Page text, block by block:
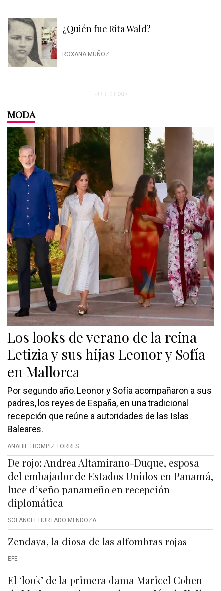
¿Quién fue Rita Wald?
ROXANA MUÑOZ
PUBLICIDAD
MODA
Los looks de verano de la reina
Letizia y sus hijas Leonor y Sofía
en Mallorca
Por segundo año, Leonor y Sofía acompañaron a sus
padres, los reyes de España, en una tradicional
recepción que reúne a autoridades de las Islas
Baleares.
ANAHIL TRÓMPIZ TORRES
De rojo: Andrea Altamirano-Duque, esposa
del embajador de Estados Unidos en Panamá,
luce diseño panameño en recepción
diplomática
SOLANGEL HURTADO MENDOZA
Zendaya, la diosa de las alfombras rojas
EFE
El ‘look’ de la primera dama Maricel Cohen